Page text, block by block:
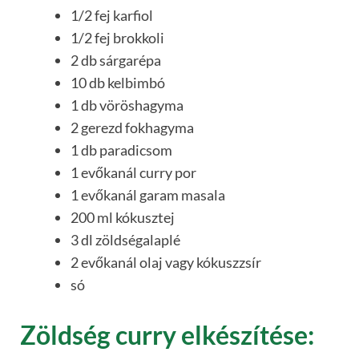
1/2 fej karfiol
1/2 fej brokkoli
2 db sárgarépa
10 db kelbimbó
1 db vöröshagyma
2 gerezd fokhagyma
1 db paradicsom
1 evőkanál curry por
1 evőkanál garam masala
200 ml kókusztej
3 dl zöldségalaplé
2 evőkanál olaj vagy kókuszzsír
só
Zöldség curry elkészítése: